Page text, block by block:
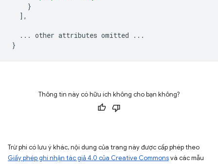
}
],
... other attributes omitted
...
}
Thông tin này có hữu ích không cho bạn không?
Trừ phi có lưu ý khác, nội dung của trang này được cấp phép theo
Giấy phép ghi nhận tác giả 4.0 của Creative Commonsvà các mẫu